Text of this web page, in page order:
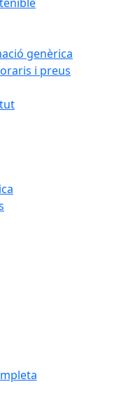
genèrica
i preus